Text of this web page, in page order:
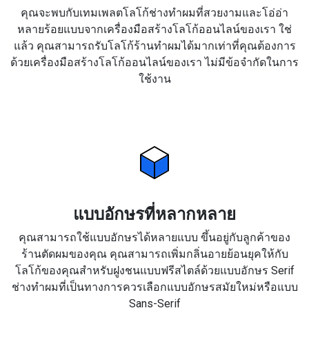
คุณจะพบกับเทมเพลตโลโก้ช่างทำผมที่สวยงามและโอ่อ่า
หลายร้อยแบบจากเครื่องมือสร้างโลโก้ออนไลน์ของเรา ใช่
แล้ว คุณสามารถรับโลโก้ร้านทำผมได้มากเท่าที่คุณต้องการ
ด้วยเครื่องมือสร้างโลโก้ออนไลน์ของเรา ไม่มีข้อจำกัดในการ
ใช้งาน
แบบอักษรที่หลากหลาย
คุณสามารถใช้แบบอักษรได้หลายแบบ ขึ้นอยู่กับลูกค้าของ
ร้านตัดผมของคุณ คุณสามารถเพิ่มกลิ่นอายย้อนยุคให้กับ
โลโก้ของคุณสำหรับฝูงชนแบบฟรีสไตล์ด้วยแบบอักษร Serif
ช่างทำผมที่เป็นทางการควรเลือกแบบอักษรสมัยใหม่หรือแบบ
Sans-Serif